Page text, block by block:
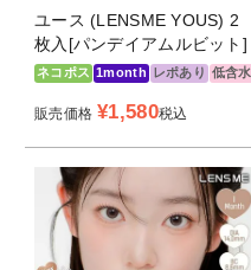
ユース (LENSME YOUS) 2
枚入[パンデイアムルビット]
ネコポス 1month レポあり 低含水
販売価格 ¥1,580税込